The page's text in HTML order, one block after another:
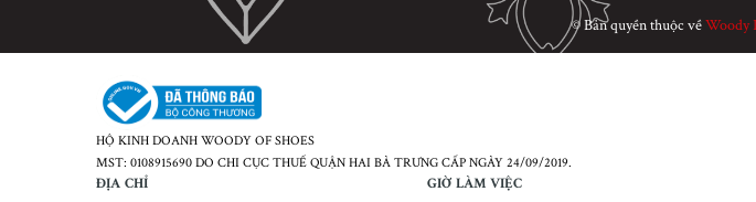
© Bản quyền thuộc vềWoody
HỘ KINH DOANH WOODY OF SHOES
MST: 0108915690 DO CHI CỤC THUẾ QUẬN HAI BÀ TRƯNG CẤP NGÀY 24/09/2019.
ĐỊA CHỈ GIỜ LÀM VIỆC